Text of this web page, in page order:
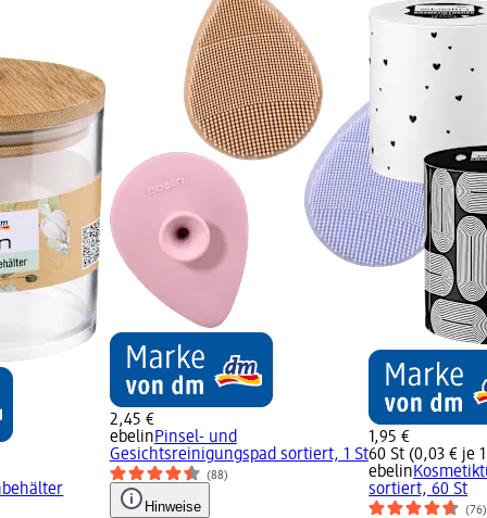
2,45 €
ebelinPinsel- und
Gesichtsreinigungspad sortiert, 1 St
(88)
Hinweise
1,95 €
60 St (0,03 € je
ebelin
sortiert, 60 St
(76)